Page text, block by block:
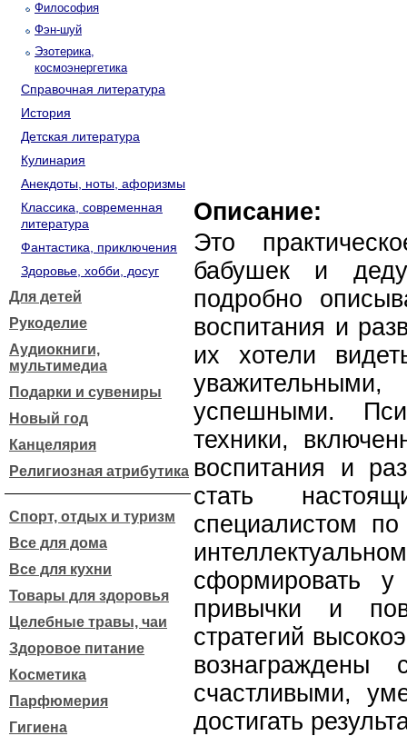
Философия
Фэн-шуй
Эзотерика,
космоэнергетика
Справочная литература
История
Детская литература
Кулинария
Анекдоты, ноты, афоризмы
Классика, современная
литература
Фантастика, приключения
Здоровье, хобби, досуг
Для детей
Рукоделие
Аудиокниги,
мультимедиа
Подарки и сувениры
Новый год
Канцелярия
Религиозная атрибутика
Спорт, отдых и туризм
Все для дома
Все для кухни
Товары для здоровья
Целебные травы, чаи
Здоровое питание
Косметика
Парфюмерия
Гигиена
Описание:
Это
бабушек и
подробно
воспитания и
их хотели
успешными.
техники,
воспитания и
стать
специалистом
сформировать
привычки и
стратегий
вознаграждены
счастливыми,
достигать